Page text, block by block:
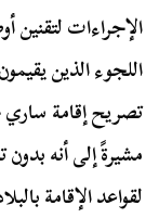
الإجراءات
اللجوء الذين
تصريح إقامة
مشيرةً إلى أنه
لقواعد الإقامة